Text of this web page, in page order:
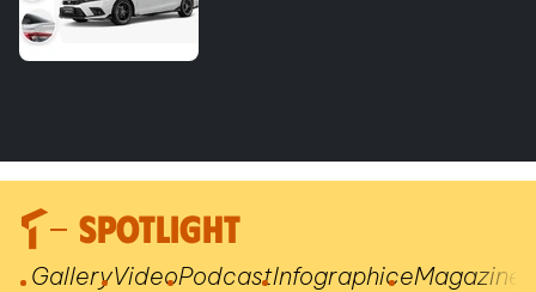
SPOTLIGHT
GalleryVideoPodcastInfographiceMagazine